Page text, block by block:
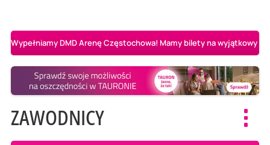
Wypełniamy DMD Arenę Częstochowa! Mamy bilety na wyjątkowy
ZAWODNICY